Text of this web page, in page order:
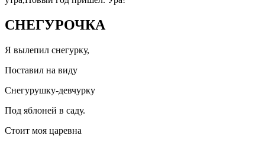
СНЕГУРОЧКА
Я вылепил снегурку,
Поставил на виду
Снегурушку-девчурку
Под яблоней в саду.
Стоит моя царевна